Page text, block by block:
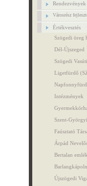
Rendezvények
Városrész
Értékvesztés
Szögedi öreg
Dél-Újszeged
Szögedi
Ligetfürdő
Intézmények
Szent-
Faúsztató
Árpád
Bertalan
Újszögedi